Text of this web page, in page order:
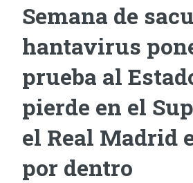
Semana de
hantavirus
prueba al
pierde en el
el Real Madrid
por dentro